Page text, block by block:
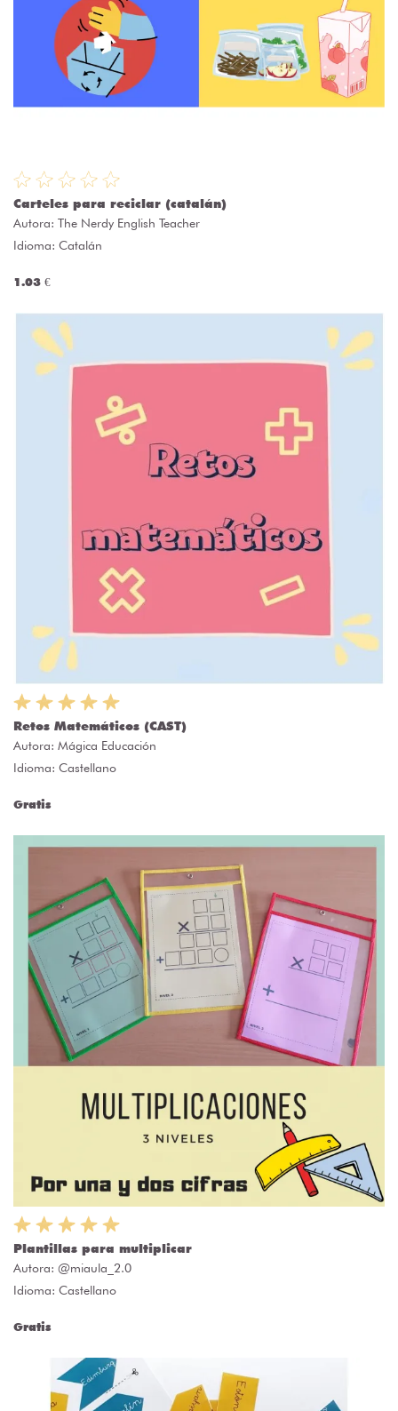
Carteles para reciclar (catalán)
Autora: The Nerdy English Teacher
Idioma: Catalán
1.03 €
Retos Matemáticos (CAST)
Autora: Mágica Educación
Idioma: Castellano
Gratis
Plantillas para multiplicar
Autora: @miaula_2.0
Idioma: Castellano
Gratis